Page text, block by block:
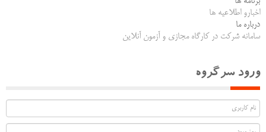
اخبارو اطلاعیه ها
درباره ما
سامانه شرکت در کارگاه مجازی و آزمون آنلاین
ورود سرگروه